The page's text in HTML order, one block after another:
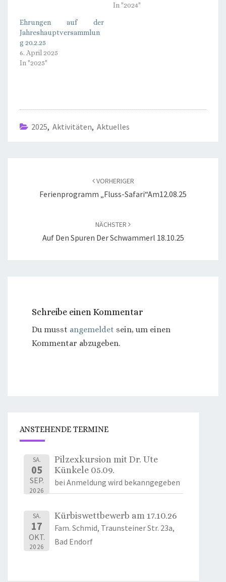
In "2024"
Ehrungen auf der
Jahreshauptversammlun
g 20.2.25
6. April 2025
In "2025"
2025, Aktivitäten, Aktuelles
VORHERIGER
Ferienprogramm „Fluss-Safari“am12.08.25
NÄCHSTER
Auf Den Spuren Der Schwammerl 18.10.25
Schreibe einen Kommentar
Du musst angemeldet sein, um einen
Kommentar abzugeben.
ANSTEHENDE TERMINE
SA.
05
SEP.
2026
Pilzexkursion mit Dr. Ute
Künkele 05.09.
bei Anmeldung wird bekanngegeben
SA.
17
OKT.
2026
Kürbiswettbewerb am 17.10.26
Fam. Schmid, Traunsteiner Str. 23a,
Bad Endorf